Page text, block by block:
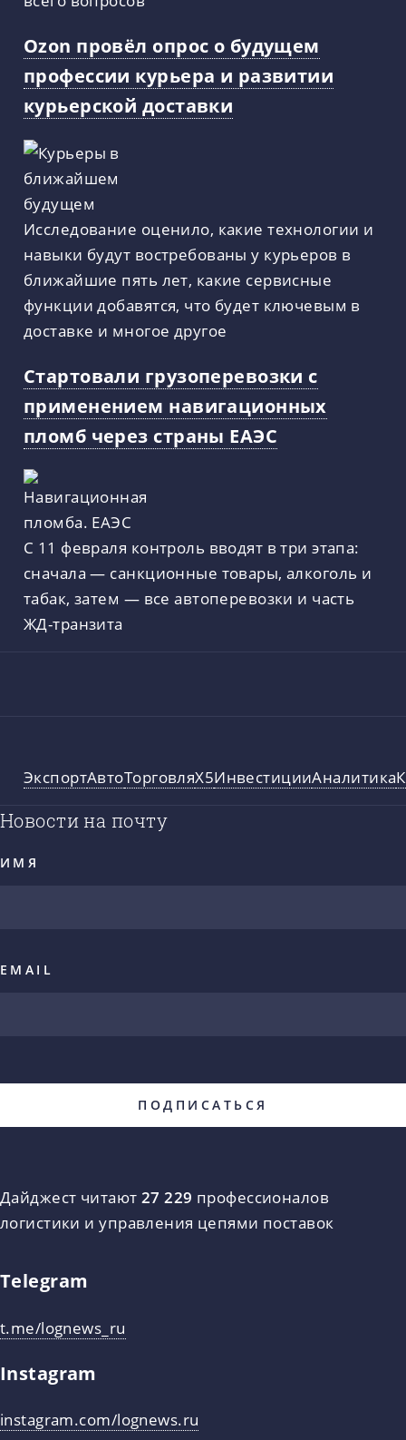
Ozon провёл опрос о будущем
профессии курьера и развитии
курьерской доставки
Исследование оценило, какие технологии и
навыки будут востребованы у курьеров в
ближайшие пять лет, какие сервисные
функции добавятся, что будет ключевым в
доставке и многое другое
Стартовали грузоперевозки с
применением навигационных
пломб через страны ЕАЭС
С 11 февраля контроль вводят в три этапа:
сначала — санкционные товары, алкоголь и
табак, затем — все автоперевозки и часть
ЖД-транзита
ЭкспортАвтоТорговляX5ИнвестицииАналитика
Новости на почту
ИМЯ
EMAIL
Дайджест читают 27 229 профессионалов
логистики и управления цепями поставок
Telegram
t.me/lognews_ru
Instagram
instagram.com/lognews.ru